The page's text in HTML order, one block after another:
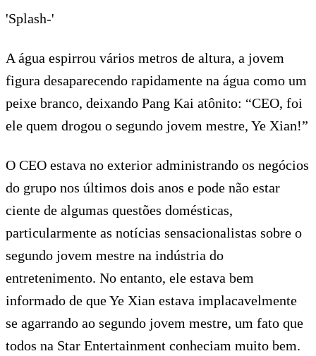
'Splash-'
A água espirrou vários metros de altura, a jovem
figura desaparecendo rapidamente na água como um
peixe branco, deixando Pang Kai atônito: “CEO, foi
ele quem drogou o segundo jovem mestre, Ye Xian!”
O CEO estava no exterior administrando os negócios
do grupo nos últimos dois anos e pode não estar
ciente de algumas questões domésticas,
particularmente as notícias sensacionalistas sobre o
segundo jovem mestre na indústria do
entretenimento. No entanto, ele estava bem
informado de que Ye Xian estava implacavelmente
se agarrando ao segundo jovem mestre, um fato que
todos na Star Entertainment conheciam muito bem.